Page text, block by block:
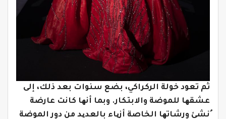
ثم تعود خولة الركراكي، بضع سنوات بعد ذلك، إلى
عشقھا للموضة والابتكار. وبما أنھا كانت عارضة
ُنشئ ورشاتھا الخاصة أزیاء بالعدید من دور الموضة